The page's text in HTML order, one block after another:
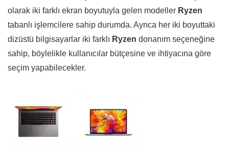
olarak iki farklı ekran boyutuyla gelen modeller Ryzen
tabanlı işlemcilere sahip durumda. Ayrıca her iki boyuttaki
dizüstü bilgisayarlar iki farklı Ryzen donanım seçeneğine
sahip, böylelikle kullanıcılar bütçesine ve ihtiyacına göre
seçim yapabilecekler.